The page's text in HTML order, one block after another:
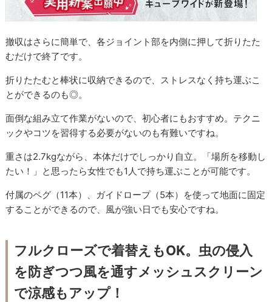
撤収はさらに簡単で、各ジョイント部を内側に押して折りたた
むだけで終了です。
折りたたむと棒状に収納できるので、ストレスなく持ち運ぶこ
とができるのも◎。
面倒な組み立て作業がないので、初心者にもおすすめ。テクニ
ックやコツを習得する必要がないのも有難いですね。
重さは2.7kgながら、本体だけでしっかり自立。「場所を移動し
たい！」と思ったら女性でも1人で持ち運ぶことが可能です。
付属のペグ（11本）、ガイドロープ（5本）を使って地面に固定
することができるので、風が強い日でも安心ですね。
フルクローズで着替えもOK。虫の侵入
を防ぎつつ風を通すメッシュスクリーン
で涼感もアップ！